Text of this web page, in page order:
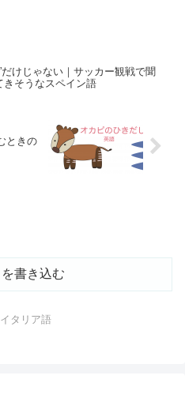
だけじゃない｜サッカー観戦で聞
きそうなスペイン語
ときの
書き込む
イタリア語